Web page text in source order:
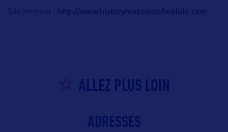
Site internet : http://www.historymuseumofmobile.com
ALLEZ PLUS LOIN
ADRESSES